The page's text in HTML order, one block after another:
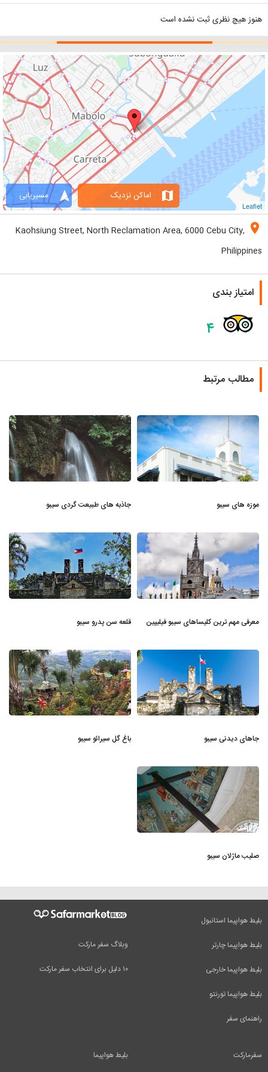
هنوز هیچ نظری ثبت نشده است
Leaflet
navigation مسیریابی map اماکن نزدیک
location_on
Kaohsiung Street, North Reclamation Area, 6000 Cebu City,
Philippines
امتیاز بندی
۴
مطالب مرتبط
موزه های سیبو جاذبه های طبیعت گردی سیبو
معرفی مهم‌ ترین کلیساهای سیبو فیلیپین قلعه سن پدرو سیبو
جاهای دیدنی سیبو باغ گل سیرائو سیبو
صلیب ماژلان سیبو
وبلاگ سفر مارکت
۱۰ دلیل برای انتخاب سفر مارکت
بلیط هواپیما استانبول
بلیط هواپیما چارتر
بلیط هواپیما خارجی
بلیط هواپیما تورنتو
راهنمای سفر
بلیط هواپیما سفرمارکت